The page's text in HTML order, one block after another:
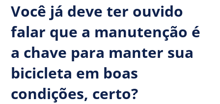
Você já deve ter ouvido
falar que a manutenção é
a chave para manter sua
bicicleta em boas
condições, certo?